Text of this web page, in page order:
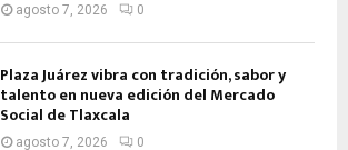
agosto 7, 2026 0
Plaza Juárez vibra con tradición, sabor y
talento en nueva edición del Mercado
Social de Tlaxcala
agosto 7, 2026 0